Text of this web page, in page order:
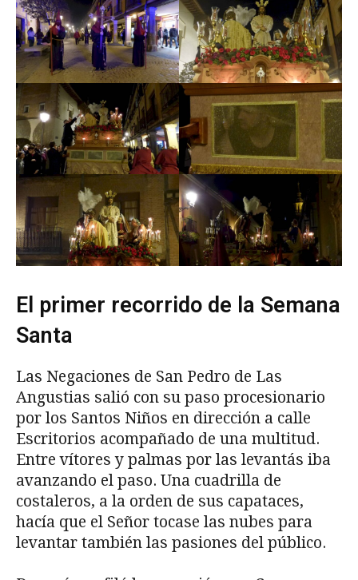
El primer recorrido de la Semana
Santa
Las Negaciones de San Pedro de Las
Angustias salió con su paso procesionario
por los Santos Niños en dirección a calle
Escritorios acompañado de una multitud.
Entre vítores y palmas por las levantás iba
avanzando el paso. Una cuadrilla de
costaleros, a la orden de sus capataces,
hacía que el Señor tocase las nubes para
levantar también las pasiones del público.